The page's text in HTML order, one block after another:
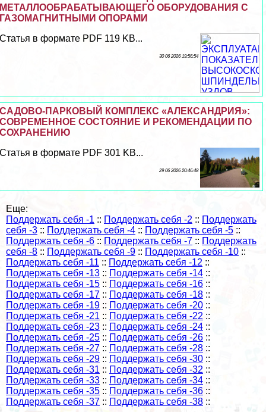
МЕТАЛЛООБРАБАТЫВАЮЩЕГО ОБОРУДОВАНИЯ С
ГАЗОМАГНИТНЫМИ ОПОРАМИ
Статья в формате PDF 119 KB...
30 06 2026 19:56:54
САДОВО-ПАРКОВЫЙ КОМПЛЕКС «АЛЕКСАНДРИЯ»:
СОВРЕМЕННОЕ СОСТОЯНИЕ И РЕКОМЕНДАЦИИ ПО
СОХРАНЕНИЮ
Статья в формате PDF 301 KB...
29 06 2026 20:46:48
Еще:
Поддержать себя -1 :: Поддержать себя -2 :: Поддержать
себя -3 :: Поддержать себя -4 :: Поддержать себя -5 ::
Поддержать себя -6 :: Поддержать себя -7 :: Поддержать
себя -8 :: Поддержать себя -9 :: Поддержать себя -10 ::
Поддержать себя -11 :: Поддержать себя -12 ::
Поддержать себя -13 :: Поддержать себя -14 ::
Поддержать себя -15 :: Поддержать себя -16 ::
Поддержать себя -17 :: Поддержать себя -18 ::
Поддержать себя -19 :: Поддержать себя -20 ::
Поддержать себя -21 :: Поддержать себя -22 ::
Поддержать себя -23 :: Поддержать себя -24 ::
Поддержать себя -25 :: Поддержать себя -26 ::
Поддержать себя -27 :: Поддержать себя -28 ::
Поддержать себя -29 :: Поддержать себя -30 ::
Поддержать себя -31 :: Поддержать себя -32 ::
Поддержать себя -33 :: Поддержать себя -34 ::
Поддержать себя -35 :: Поддержать себя -36 ::
Поддержать себя -37 :: Поддержать себя -38 ::